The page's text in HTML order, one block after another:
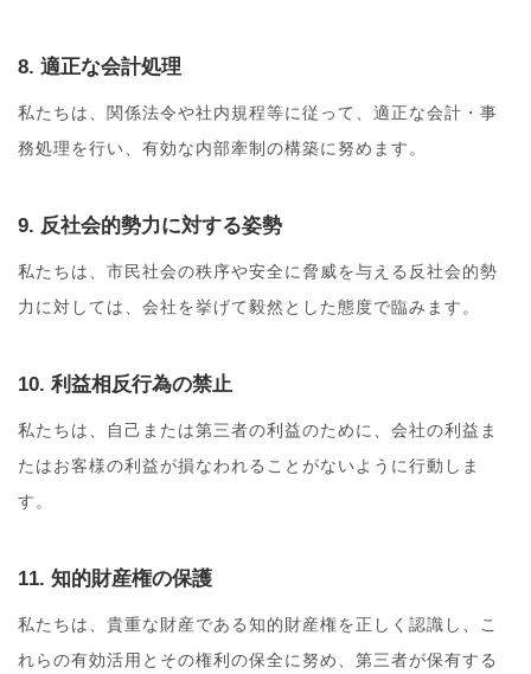
8. 適正な会計処理
私たちは、関係法令や社内規程等に従って、適正な会計・事
務処理を行い、有効な内部牽制の構築に努めます。
9. 反社会的勢力に対する姿勢
私たちは、市民社会の秩序や安全に脅威を与える反社会的勢
力に対しては、会社を挙げて毅然とした態度で臨みます。
10. 利益相反行為の禁止
私たちは、自己または第三者の利益のために、会社の利益ま
たはお客様の利益が損なわれることがないように行動しま
す。
11. 知的財産権の保護
私たちは、貴重な財産である知的財産権を正しく認識し、こ
れらの有効活用とその権利の保全に努め、第三者が保有する